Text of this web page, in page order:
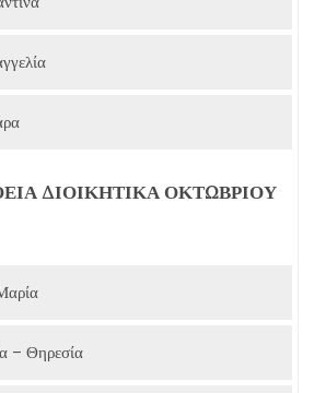
ΔΙΟΙΚΗΤΙΚΑ ΟΚΤΩΒΡΙΟΥ
– Θηρεσία